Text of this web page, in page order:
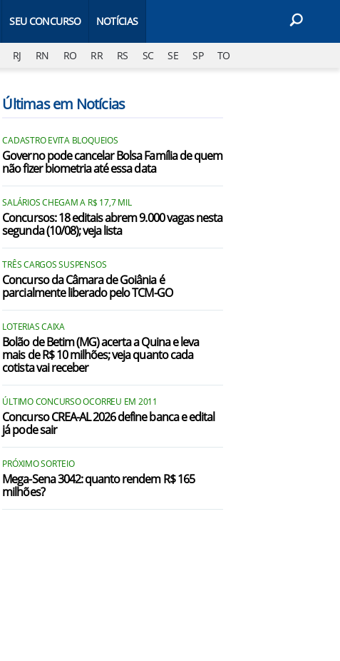
SEU CONCURSO NOTÍCIAS
RJ RN RO RR RS SC SE SP TO
Últimas em Notícias
CADASTRO EVITA BLOQUEIOS
Governo pode cancelar Bolsa Família de quem
não fizer biometria até essa data
SALÁRIOS CHEGAM A R$ 17,7 MIL
Concursos: 18 editais abrem 9.000 vagas nesta
segunda (10/08); veja lista
TRÊS CARGOS SUSPENSOS
Concurso da Câmara de Goiânia é
parcialmente liberado pelo TCM-GO
LOTERIAS CAIXA
Bolão de Betim (MG) acerta a Quina e leva
mais de R$ 10 milhões; veja quanto cada
cotista vai receber
ÚLTIMO CONCURSO OCORREU EM 2011
Concurso CREA-AL 2026 define banca e edital
já pode sair
PRÓXIMO SORTEIO
Mega-Sena 3042: quanto rendem R$ 165
milhões?